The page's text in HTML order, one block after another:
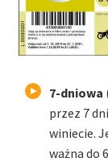
7-dniowa
przez 7
winiecie.
ważna do